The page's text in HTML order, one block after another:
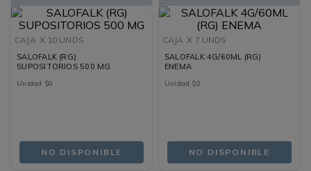
CAJA X 10 UNDS
SALOFALK (RG)
SUPOSITORIOS 500 MG
Unidad $0
NO DISPONIBLE
CAJA X 7 UNDS
SALOFALK 4G/60ML (RG)
ENEMA
Unidad $0
NO DISPONIBLE